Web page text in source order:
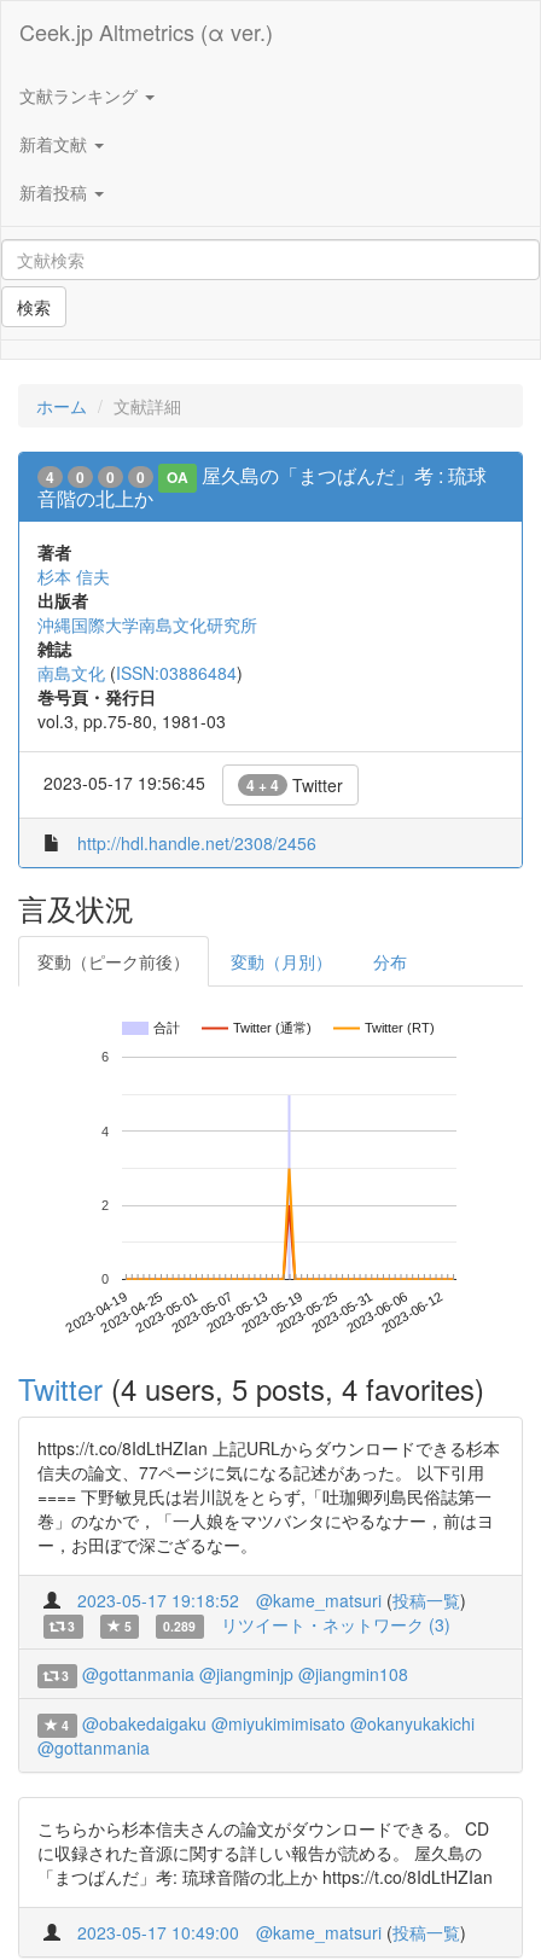
Ceek.jp Altmetrics (α ver.)
文献ランキング
新着文献
新着投稿
検索
ホーム 文献詳細
4 0 0 0 OA
屋久島の「まつばんだ」考 : 琉球
音階の北上か
著者
杉本 信夫
出版者
沖縄国際大学南島文化研究所
雑誌
南島文化 (ISSN:03886484)
巻号頁・発行日
vol.3, pp.75-80, 1981-03
2023-05-17 19:56:45 4 + 4 Twitter
http://hdl.handle.net/2308/2456
言及状況
変動（ピーク前後） 変動（月別） 分布
合計 Twitter (通常) Twitter (RT)
2023-04-192023-04-252023-05-012023-05-072023-05-132023-05-192023-05-252023-05-312023-06-062023-06-12
0
2
4
6
Twitter (4 users, 5 posts, 4 favorites)
https://t.co/8IdLtHZIan 上記URLからダウンロードできる杉本
信夫の論文、77ページに気になる記述があった。 以下引用
==== 下野敏見氏は岩川説をとらず,「吐珈卿列島民俗誌第一
巻」のなかで，「一人娘をマツバンタにやるなナー，前はヨ
ー，お田ぼで深ござるなー。
2023-05-17 19:18:52 @kame_matsuri (投稿一覧)
3 5 0.289 リツイート・ネットワーク (3)
3 @gottanmania @jiangminjp @jiangmin108
4 @obakedaigaku @miyukimimisato @okanyukakichi
@gottanmania
こちらから杉本信夫さんの論文がダウンロードできる。 CD
に収録された音源に関する詳しい報告が読める。 屋久島の
「まつばんだ」考: 琉球音階の北上か https://t.co/8IdLtHZIan
2023-05-17 10:49:00 @kame_matsuri (投稿一覧)